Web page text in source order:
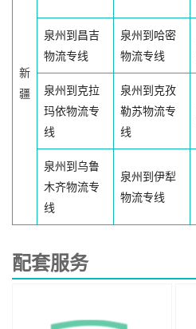
新
疆
泉州到昌吉
物流专线
泉州到哈密
物流专线
泉州到克拉
玛依物流专
线
泉州到克孜
勒苏物流专
线
泉州到乌鲁
木齐物流专
线
泉州到伊犁
物流专线
配套服务